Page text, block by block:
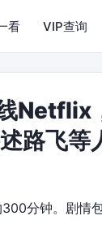
看 VIP查询
Netflix
飞等
分钟。剧情